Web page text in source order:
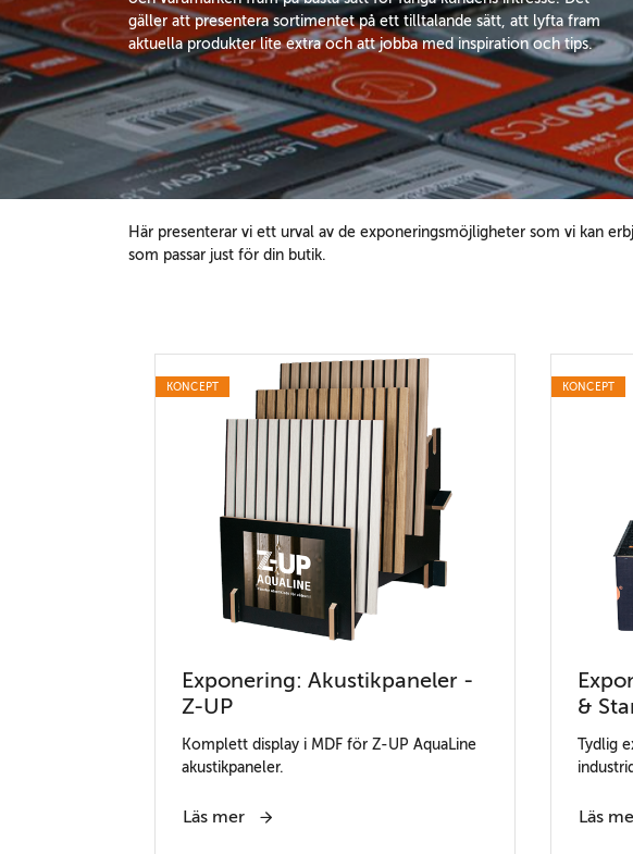
gäller att presentera sortimentet på ett tilltalande sätt, att lyfta fram
aktuella produkter lite extra och att jobba med inspiration och tips.
Här presenterar vi ett urval av de exponeringsmöjligheter som vi kan
som passar just för din butik.
KONCEPT
Exponering: Akustikpaneler -
Z-UP
Komplett display i MDF för Z-UP AquaLine
akustikpaneler.
Läs mer
KONCEPT
&
Tydlig
Läs